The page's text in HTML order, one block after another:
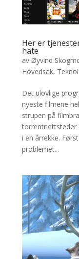
Her er
hate
av Øyvind
Hovedsak,
Det ulovlige
nyeste filmene
strupen på
i en årrekke.
problemet...